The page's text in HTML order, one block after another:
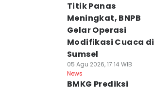
Titik Panas
Meningkat, BNPB
Gelar Operasi
Modifikasi Cuaca di
Sumsel
05 Agu 2026, 17:14 WIB
News
BMKG Prediksi